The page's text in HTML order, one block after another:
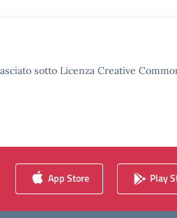
sotto Licenza Creative
App Store Play